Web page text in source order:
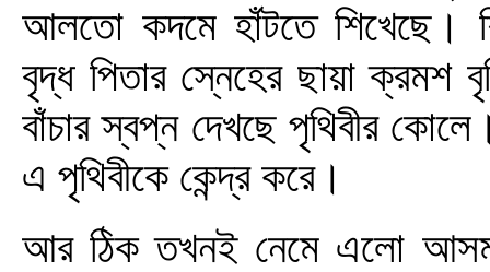
আলতো কদমে হাঁটতে শিখেছে।
বৃদ্ধ পিতার স্নেহের ছায়া ক্রমশ
বাঁচার স্বপ্ন দেখছে পৃথিবীর
এ পৃথিবীকে কেন্দ্র করে।
আর ঠিক তখনই নেমে এলো